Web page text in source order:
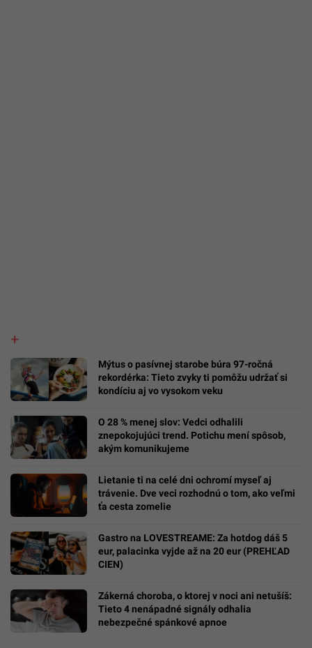
Mýtus o pasívnej starobe búra 97-ročná
rekordérka: Tieto zvyky ti pomôžu udržať si
kondíciu aj vo vysokom veku
O 28 % menej slov: Vedci odhalili
znepokojujúci trend. Potichu mení spôsob,
akým komunikujeme
Lietanie ti na celé dni ochromí myseľ aj
trávenie. Dve veci rozhodnú o tom, ako veľmi
ťa cesta zomelie
Gastro na LOVESTREAME: Za hotdog dáš 5
eur, palacinka vyjde až na 20 eur (PREHĽAD
CIEN)
Zákerná choroba, o ktorej v noci ani netušíš:
Tieto 4 nenápadné signály odhalia
nebezpečné spánkové apnoe